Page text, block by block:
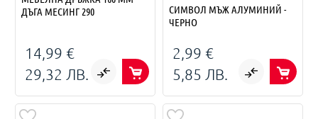
ДЪГА МЕСИНГ 290
14,99 €
29,32 ЛВ.
СИМВОЛ МЪЖ АЛУМИНИЙ -
ЧЕРНО
2,99 €
5,85 ЛВ.